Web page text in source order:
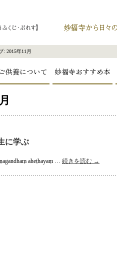
: 2015年11月
ご供養について 妙福寺おすすめ本
に学ぶ
aheṭhayaṃ … 続きを読む →